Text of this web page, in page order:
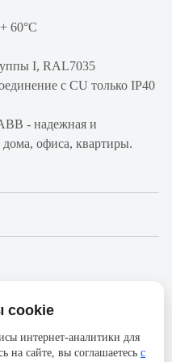
60°С
I, RAL7035
с CU только IP40
- надежная и
офиса, квартиры.
S804S
, чтобы иметь
могут отличаться от реального
АйДистрибьют не несёт
модели товаров фотографиям,
cookie
интернет-аналитики для
на сайте, вы соглашаетесь с